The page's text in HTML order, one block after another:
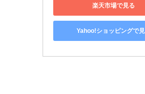
楽天市場で見る
Yahoo!ショッピングで